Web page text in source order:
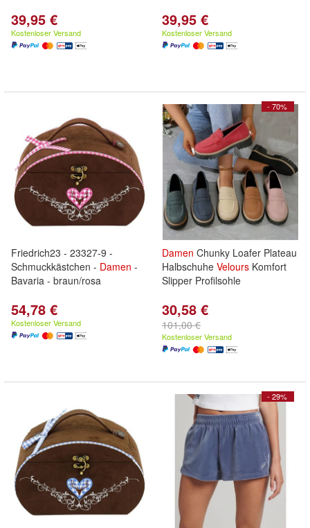
39,95 €
Kostenloser Versand
39,95 €
Kostenloser Versand
Friedrich23 - 23327-9 -
Schmuckkästchen - Damen -
Bavaria - braun/rosa
54,78 €
Kostenloser Versand
- 70%
Damen Chunky Loafer Plateau
Halbschuhe Velours Komfort
Slipper Profilsohle
30,58 €
101,00 €
Kostenloser Versand
- 29%